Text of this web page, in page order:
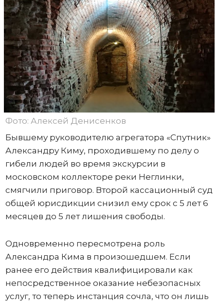
Фото: Алексей Денисенков
Бывшему руководителю агрегатора «Спутник»
Александру Киму, проходившему по делу о
гибели людей во время экскурсии в
московском коллекторе реки Неглинки,
смягчили приговор. Второй кассационный суд
общей юрисдикции снизил ему срок с 5 лет 6
месяцев до 5 лет лишения свободы.
Одновременно пересмотрена роль
Александра Кима в произошедшем. Если
ранее его действия квалифицировали как
непосредственное оказание небезопасных
услуг, то теперь инстанция сочла, что он лишь